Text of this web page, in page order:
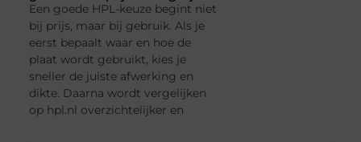
Een goede HPL-keuze begint niet
bij prijs, maar bij gebruik. Als je
eerst bepaalt waar en hoe de
plaat wordt gebruikt, kies je
sneller de juiste afwerking en
dikte. Daarna wordt vergelijken
op hpl.nl overzichtelijker en